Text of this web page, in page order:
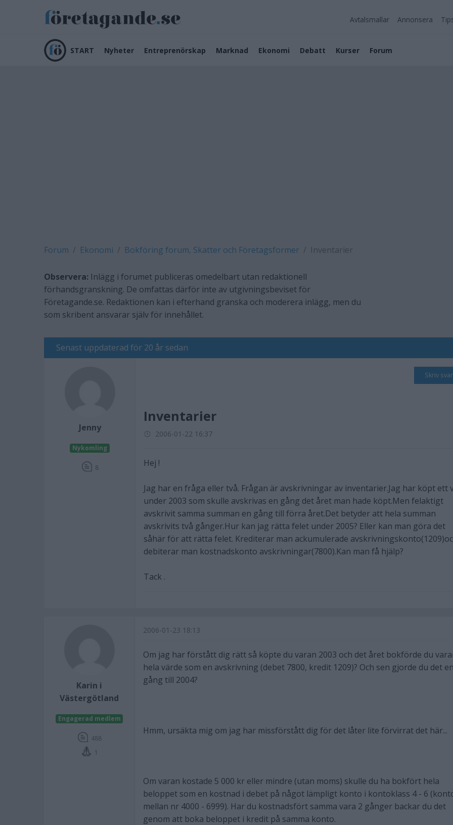
Avtalsmallar Annonsera
START Nyheter Entreprenörskap Marknad Ekonomi Debatt Kurser Forum
Forum Ekonomi Bokföring forum, Skatter och Företagsformer Inventarier
Observera: Inlägg i forumet publiceras omedelbart utan redaktionell
förhandsgranskning. De omfattas därför inte av utgivningsbeviset för
Företagande.se. Redaktionen kan i efterhand granska och moderera inlägg, men du
som skribent ansvarar själv för innehållet.
Senast uppdaterad för 20 år sedan
Jenny
Nykomling
8
Skriv svar
Inventarier
2006-01-22 16:37
Hej !
Jag har en fråga eller två. Frågan är avskrivningar av inventarier.Jag har köpt ett
under 2003 som skulle avskrivas en gång det året man hade köpt.Men felaktigt
avskrivit samma summan en gång till förra året.Det betyder att hela summan
avskrivits två gånger.Hur kan jag rätta felet under 2005? Eller kan man göra det
såhär för att rätta felet. Krediterar man ackumulerade
debiterar man kostnadskonto avskrivningar(7800).Kan man få hjälp?
Tack .
Karin i
Västergötland
Engagerad medlem
488
1
2006-01-23 18:13
Om jag har förstått dig rätt så köpte du varan 2003 och det året bokförde du
hela värde som en avskrivning (debet 7800, kredit 1209)? Och sen gjorde du det en
gång till 2004?
Hmm, ursäkta mig om jag har missförstått dig för det låter lite förvirrat det här...
Om varan kostade 5 000 kr eller mindre (utan moms) skulle du ha bokfört hela
beloppet som en kostnad i debet på något lämpligt konto i kontoklass 4 - 6
mellan nr 4000 - 6999). Har du kostnadsfört samma vara 2 gånger backar du det
genom att boka beloppet i kredit på samma konto.